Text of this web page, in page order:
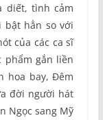
diết, tình cảm
bật hẳn so với
của các ca sĩ
phẩm gắn liền
hoa bay, Đêm
đời người hát
Ngọc sang Mỹ